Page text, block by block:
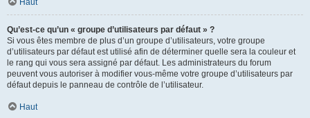
Haut
Qu’est-ce qu’un « groupe d’utilisateurs par défaut » ?
Si vous êtes membre de plus d’un groupe d’utilisateurs, votre groupe
d’utilisateurs par défaut est utilisé afin de déterminer quelle sera la couleur et
le rang qui vous sera assigné par défaut. Les administrateurs du forum
peuvent vous autoriser à modifier vous-même votre groupe d’utilisateurs par
défaut depuis le panneau de contrôle de l’utilisateur.
Haut